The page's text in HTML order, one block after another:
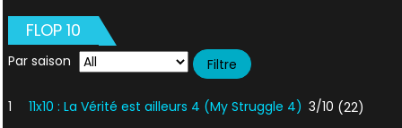
FLOP 10
Par saison
1 11x10 : La Vérité est ailleurs 4 (My Struggle 4) 3/10 (22)